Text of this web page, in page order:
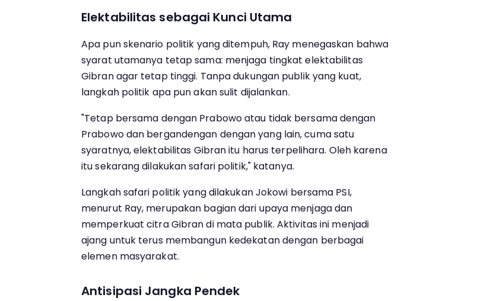
Elektabilitas sebagai Kunci Utama
Apa pun skenario politik yang ditempuh, Ray menegaskan bahwa
syarat utamanya tetap sama: menjaga tingkat elektabilitas
Gibran agar tetap tinggi. Tanpa dukungan publik yang kuat,
langkah politik apa pun akan sulit dijalankan.
"Tetap bersama dengan Prabowo atau tidak bersama dengan
Prabowo dan bergandengan dengan yang lain, cuma satu
syaratnya, elektabilitas Gibran itu harus terpelihara. Oleh karena
itu sekarang dilakukan safari politik," katanya.
Langkah safari politik yang dilakukan Jokowi bersama PSI,
menurut Ray, merupakan bagian dari upaya menjaga dan
memperkuat citra Gibran di mata publik. Aktivitas ini menjadi
ajang untuk terus membangun kedekatan dengan berbagai
elemen masyarakat.
Antisipasi Jangka Pendek